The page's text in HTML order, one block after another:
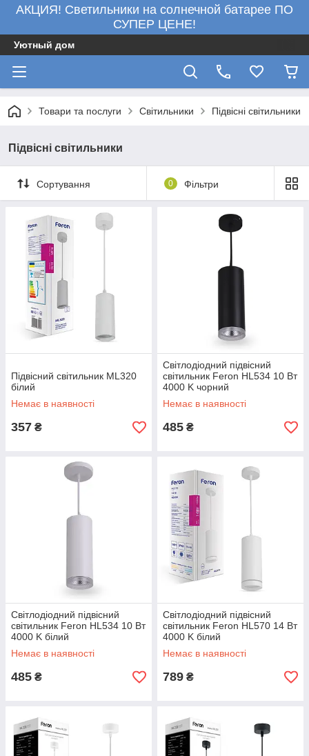
АКЦИЯ! Светильники на солнечной батарее ПО
СУПЕР ЦЕНЕ!
Уютный дом
Товари та послуги Світильники Підвісні світильники
Підвісні світильники
Сортування 0 Фільтри
Підвісний світильник ML320
білий
Немає в наявності
357 ₴
Світлодіодний підвісний
світильник Feron HL534 10 Вт
4000 K чорний
Немає в наявності
485 ₴
Світлодіодний підвісний
світильник Feron HL534 10 Вт
4000 K білий
Немає в наявності
485 ₴
Світлодіодний підвісний
світильник Feron HL570 14 Вт
4000 K білий
Немає в наявності
789 ₴